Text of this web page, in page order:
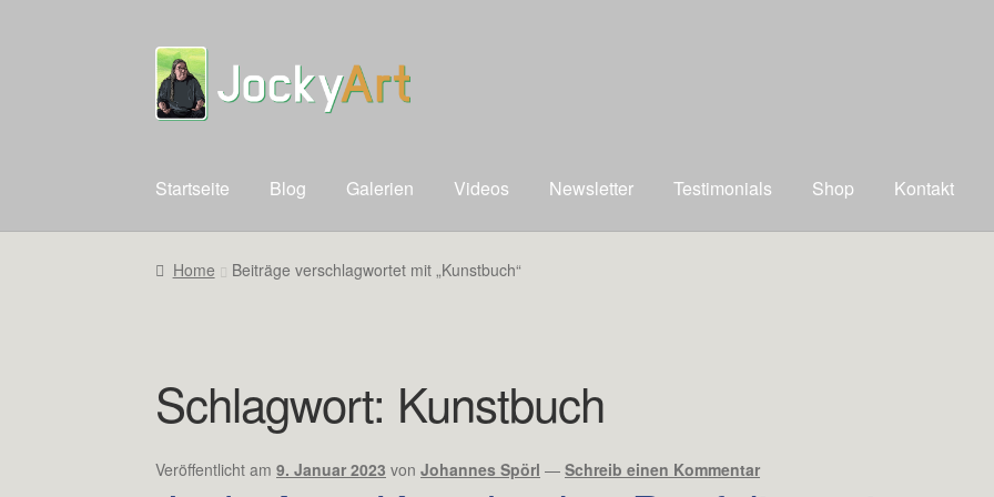
Zur
Navigation
springen
Zum
Inhalt
springen
Startseite Blog Galerien Videos Newsletter Testimonials Shop Kontakt
Home Beiträge verschlagwortet mit „Kunstbuch“
Schlagwort: Kunstbuch
Veröffentlicht am9. Januar 2023 vonJohannes Spörl —Schreib einen Kommentar